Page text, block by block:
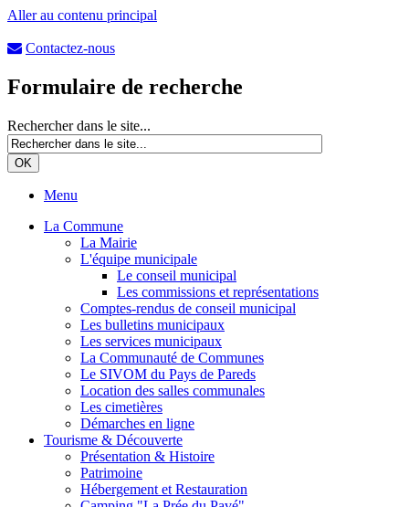
Aller au contenu principal
Contactez-nous
Formulaire de recherche
Rechercher dans le site...
Menu
La Commune
La Mairie
L'équipe municipale
Le conseil municipal
Les commissions et représentations
Comptes-rendus de conseil municipal
Les bulletins municipaux
Les services municipaux
La Communauté de Communes
Le SIVOM du Pays de Pareds
Location des salles communales
Les cimetières
Démarches en ligne
Tourisme & Découverte
Présentation & Histoire
Patrimoine
Hébergement et Restauration